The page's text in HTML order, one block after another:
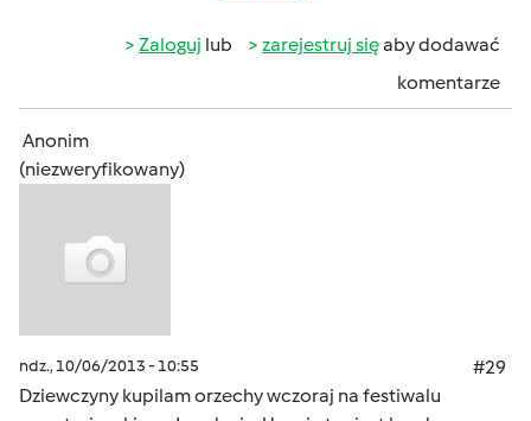
Zaloguj lub zarejestruj sięaby dodawać
komentarze
Anonim
(niezweryfikowany)
ndz., 10/06/2013 - 10:55
#29
Dziewczyny kupilam orzechy wczoraj na festiwalu